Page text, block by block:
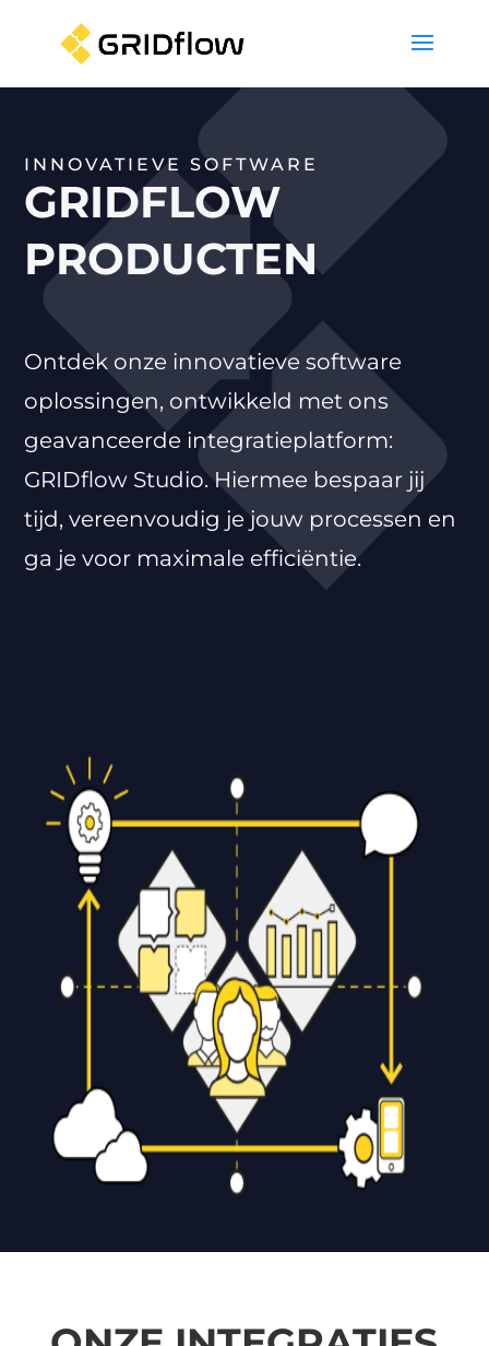
INNOVATIEVE SOFTWARE
GRIDFLOW
PRODUCTEN
Ontdek onze innovatieve software
oplossingen, ontwikkeld met ons
geavanceerde integratieplatform:
GRIDflow Studio. Hiermee bespaar jij
tijd, vereenvoudig je jouw processen en
ga je voor maximale efficiëntie.